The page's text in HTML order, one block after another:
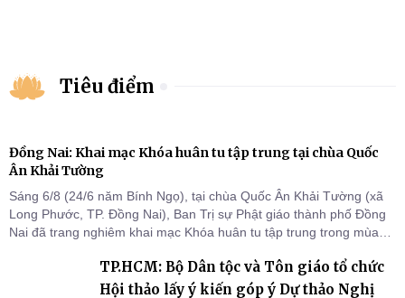
Tiêu điểm
Đồng Nai: Khai mạc Khóa huân tu tập trung tại chùa Quốc
Ân Khải Tường
Sáng 6/8 (24/6 năm Bính Ngọ), tại chùa Quốc Ân Khải Tường (xã
Long Phước, TP. Đồng Nai), Ban Trị sự Phật giáo thành phố Đồng
Nai đã trang nghiêm khai mạc Khóa huân tu tập trung trong mùa
chỗ khu vực VII, VIII và trường hạ chùa Quốc Ân Khải Tường.
TP.HCM: Bộ Dân tộc và Tôn giáo tổ chức
Hội thảo lấy ý kiến góp ý Dự thảo Nghị